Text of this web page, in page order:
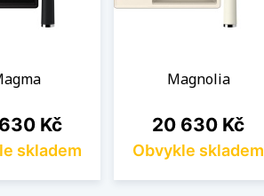
Kč
skladem
Magnolia
Cena
20 630 Kč
Obvykle skladem